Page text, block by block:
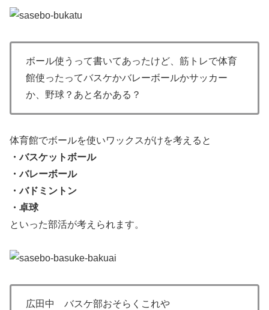
ボール使うって書いてあったけど、筋トレで体育
館使ったってバスケかバレーボールかサッカー
か、野球？あと名かある？
体育館でボールを使いワックスがけを考えると
・バスケットボール
・バレーボール
・バドミントン
・卓球
といった部活が考えられます。
広田中 バスケ部おそらくこれや